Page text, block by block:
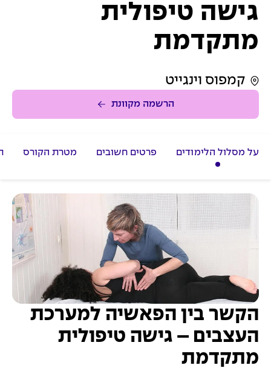
גישה טיפולית
מתקדמת
קמפוס וינגייט
הרשמה מקוונת
על מסלול הלימודים פרטים חשובים מטרת הקורס
הקשר בין הפאשיה למערכת
העצבים – גישה טיפולית
מתקדמת